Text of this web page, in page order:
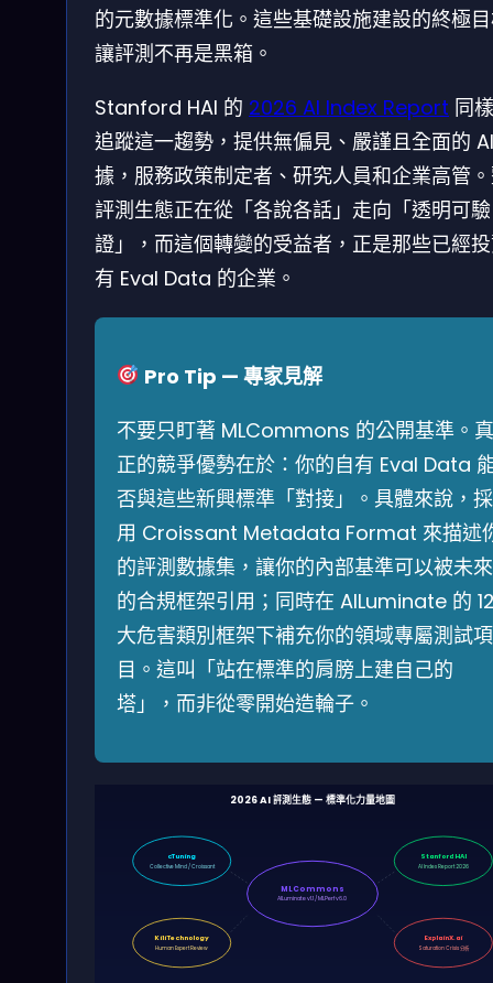
的元數據標準化。這些基礎設施建設的終極
讓評測不再是黑箱。
Stanford HAI 的 2026 AI Index Report 同
追蹤這一趨勢，提供無偏見、嚴謹且全面的
據，服務政策制定者、研究人員和企業高管
評測生態正在從「各說各話」走向「透明可驗
證」，而這個轉變的受益者，正是那些已經
有 Eval Data 的企業。
Pro Tip — 專家見解
不要只盯著 MLCommons 的公開基準。真
正的競爭優勢在於：你的自有 Eval Data
否與這些新興標準「對接」。具體來說，採
用 Croissant Metadata Format 來描述
的評測數據集，讓你的內部基準可以被未來
的合規框架引用；同時在 AILuminate 的
大危害類別框架下補充你的領域專屬測試項
目。這叫「站在標準的肩膀上建自己的
塔」，而非從零開始造輪子。
2026 AI 評測生態 — 標準化力量地圖
MLCommons
AILuminate v1.1 / MLPerf v6.0
cTuning
Collective Mind / Croissant
Stanford HAI
AI Index Report 2026
Kili Technology
Human Expert Review
ExplainX.ai
Saturation Crisis 分析